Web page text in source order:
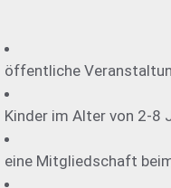
öffentliche
Kinder im Alter von 2-8
eine Mitgliedschaft